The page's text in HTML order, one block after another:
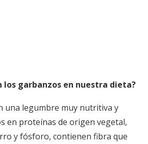
los garbanzos en nuestra dieta?
una legumbre muy nutritiva y
en proteínas de origen vegetal,
y fósforo, contienen fibra que